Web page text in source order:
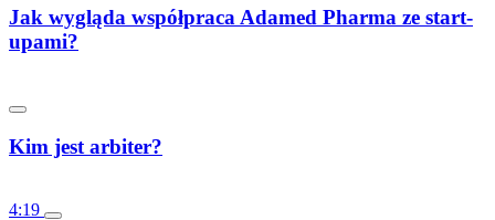
Jak wygląda współpraca Adamed Pharma ze start-
upami?
Kim jest arbiter?
4:19